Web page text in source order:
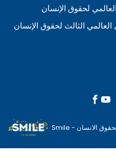
لحقوق الإنسان
الثالث لحقوق الإنسان